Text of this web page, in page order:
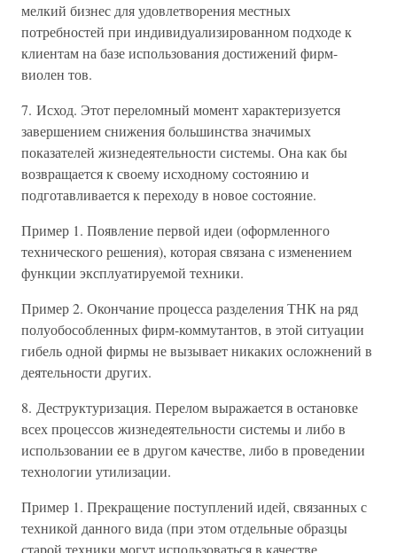
мелкий бизнес для удовлетворения местных
потребностей при индивидуализированном подходе к
клиентам на базе использования достижений фирм-
виолен тов.
7. Исход. Этот переломный момент характеризуется
завершением снижения большинства значимых
показателей жизнедеятельности системы. Она как бы
возвращается к своему исходному состоянию и
подготавливается к переходу в новое состояние.
Пример 1. Появление первой идеи (оформленного
технического решения), которая связана с изменением
функции эксплуатируемой техники.
Пример 2. Окончание процесса разделения ТНК на ряд
полуобособленных фирм-коммутантов, в этой ситуации
гибель одной фирмы не вызывает никаких осложнений в
деятельности других.
8. Деструктуризация. Перелом выражается в остановке
всех процессов жизнедеятельности системы и либо в
использовании ее в другом качестве, либо в проведении
технологии утилизации.
Пример 1. Прекращение поступлений идей, связанных с
техникой данного вида (при этом отдельные образцы
старой техники могут использоваться в качестве